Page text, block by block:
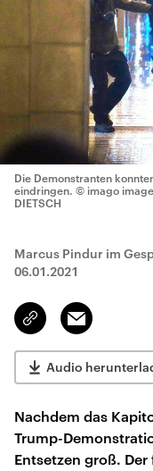
Die Demonstranten
eindringen. © imago
DIETSCH
Marcus Pindur im
06.01.2021
Link
kopieren/teilen
Email
Audio
Nachdem das
Trump-
Entsetzen groß.